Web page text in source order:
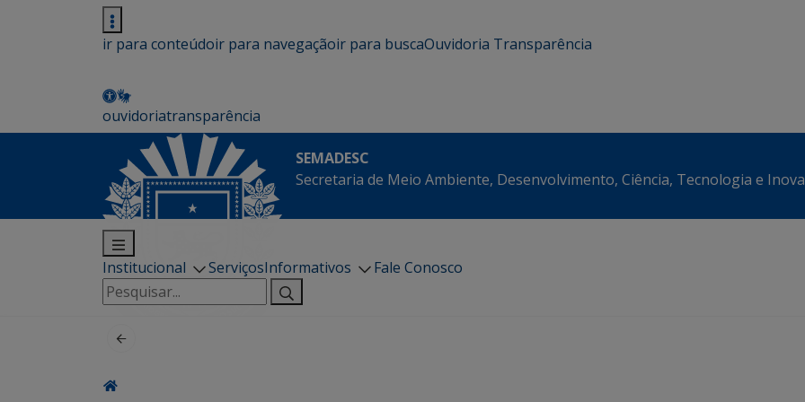
ir para conteúdoir para navegaçãoir para buscaOuvidoria Transparência
ouvidoriatransparência
SEMADESC
Secretaria de Meio Ambiente, Desenvolvimento, Ciência, Tecnologia e
Institucional ServiçosInformativos
Fale Conosco
Pesquisar
por: